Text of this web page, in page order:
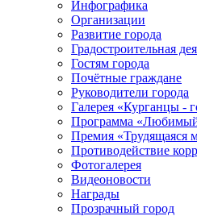
Инфографика
Организации
Развитие города
Градостроительная
Гостям города
Почётные граждане
Руководители города
Галерея «Курганцы -
Программа
Премия «Трудящаяся
Противодействие
Фотогалерея
Видеоновости
Награды
Прозрачный город